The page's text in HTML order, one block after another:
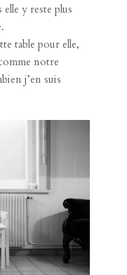
y reste plus
table pour elle,
notre
j’en suis